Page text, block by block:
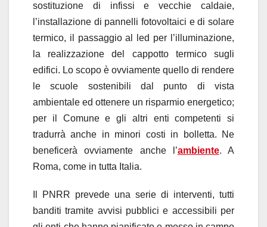
sostituzione di infissi e vecchie caldaie,
l’installazione di pannelli fotovoltaici e di solare
termico, il passaggio al led per l’illuminazione,
la realizzazione del cappotto termico sugli
edifici. Lo scopo è ovviamente quello di rendere
le scuole sostenibili dal punto di vista
ambientale ed ottenere un risparmio energetico;
per il Comune e gli altri enti competenti si
tradurrà anche in minori costi in bolletta. Ne
beneficerà ovviamente anche l’ambiente. A
Roma, come in tutta Italia.
Il PNRR prevede una serie di interventi, tutti
banditi tramite avvisi pubblici e accessibili per